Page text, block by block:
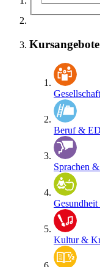
Kursangebote
Beruf &
Sprachen
Kultur &